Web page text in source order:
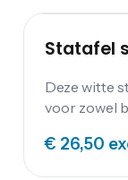
Statafel
Deze witte
voor zowel
sfeer
€ 26,50